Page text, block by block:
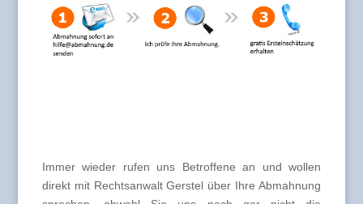
Immer wieder rufen uns Betroffene an und wollen
direkt mit Rechtsanwalt Gerstel über Ihre Abmahnung